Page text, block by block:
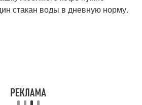
стакан воды в дневную норму.